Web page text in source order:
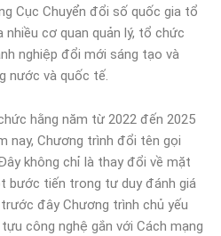
Cục Chuyển đổi số quốc gia tổ
cơ quan quản lý, tổ chức
nghiệp đổi mới sáng tạo và
nước và quốc tế.
hằng năm từ 2022 đến 2025
nay, Chương trình đổi tên gọi
không chỉ là thay đổi về mặt
bước tiến trong tư duy đánh giá
đây Chương trình chủ yếu
công nghệ gắn với Cách mạng